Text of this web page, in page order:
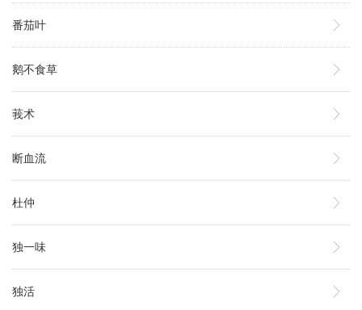
番茄叶
鹅不食草
莪术
断血流
杜仲
独一味
独活